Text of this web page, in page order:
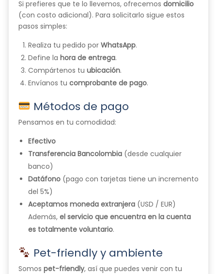
Si prefieres que te lo llevemos, ofrecemos domicilio
(con costo adicional). Para solicitarlo sigue estos
pasos simples:
Realiza tu pedido por WhatsApp.
Define la hora de entrega.
Compártenos tu ubicación.
Envíanos tu comprobante de pago.
Métodos de pago
Pensamos en tu comodidad:
Efectivo
Transferencia Bancolombia(desde cualquier
banco)
Datáfono(pago con tarjetas tiene un incremento
del 5%)
Aceptamos moneda extranjera(USD / EUR)
Además, el servicio que encuentra en la cuenta
es totalmente voluntario.
Pet-friendly y ambiente
Somos pet-friendly, así que puedes venir con tu